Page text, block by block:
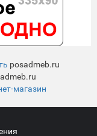
posadmeb.ru
магазин